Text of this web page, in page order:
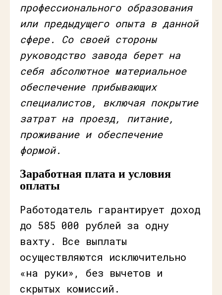
профессионального образования
или предыдущего опыта в данной
сфере. Со своей стороны
руководство завода берет на
себя абсолютное материальное
обеспечение прибывающих
специалистов, включая покрытие
затрат на проезд, питание,
проживание и обеспечение
формой.
Заработная плата и условия
оплаты
Работодатель гарантирует доход
до 585 000 рублей за одну
вахту. Все выплаты
осуществляются исключительно
«на руки», без вычетов и
скрытых комиссий.